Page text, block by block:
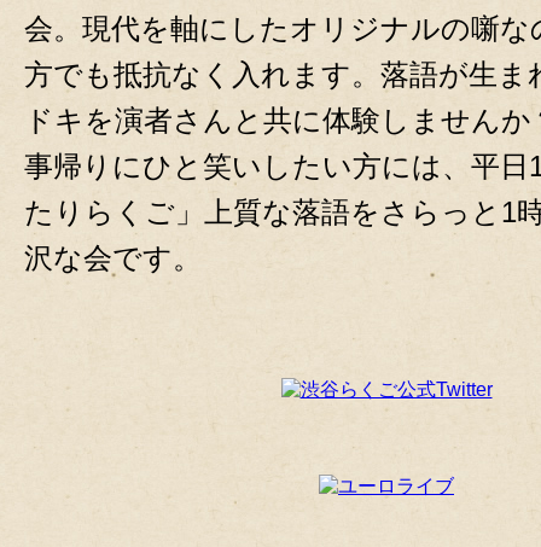
会。現代を軸にしたオリジナルの噺
方でも抵抗なく入れます。落語が生ま
ドキを演者さんと共に体験しません
事帰りにひと笑いしたい方には、平日
たりらくご」上質な落語をさらっと1
沢な会です。